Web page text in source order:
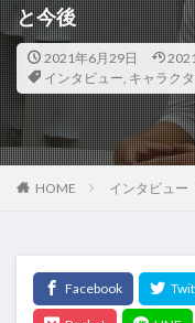
と今後
2021年6月29日
インタビュー, キャラク
HOME インタビュー